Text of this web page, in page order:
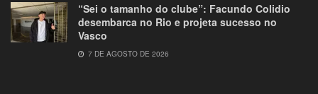
“Sei o tamanho do clube”: Facundo Colidio
desembarca no Rio e projeta sucesso no
Vasco
7 DE AGOSTO DE 2026